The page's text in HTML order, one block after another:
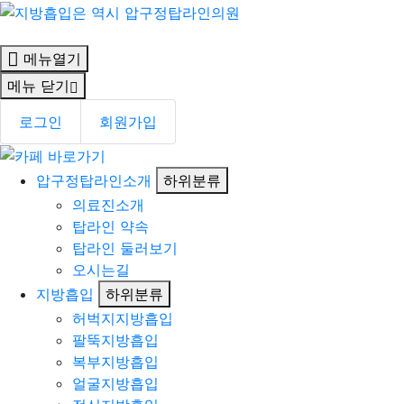
메뉴열기
메뉴 닫기
로그인
회원가입
압구정탑라인소개
하위분류
의료진소개
탑라인 약속
탑라인 둘러보기
오시는길
지방흡입
하위분류
허벅지지방흡입
팔뚝지방흡입
복부지방흡입
얼굴지방흡입